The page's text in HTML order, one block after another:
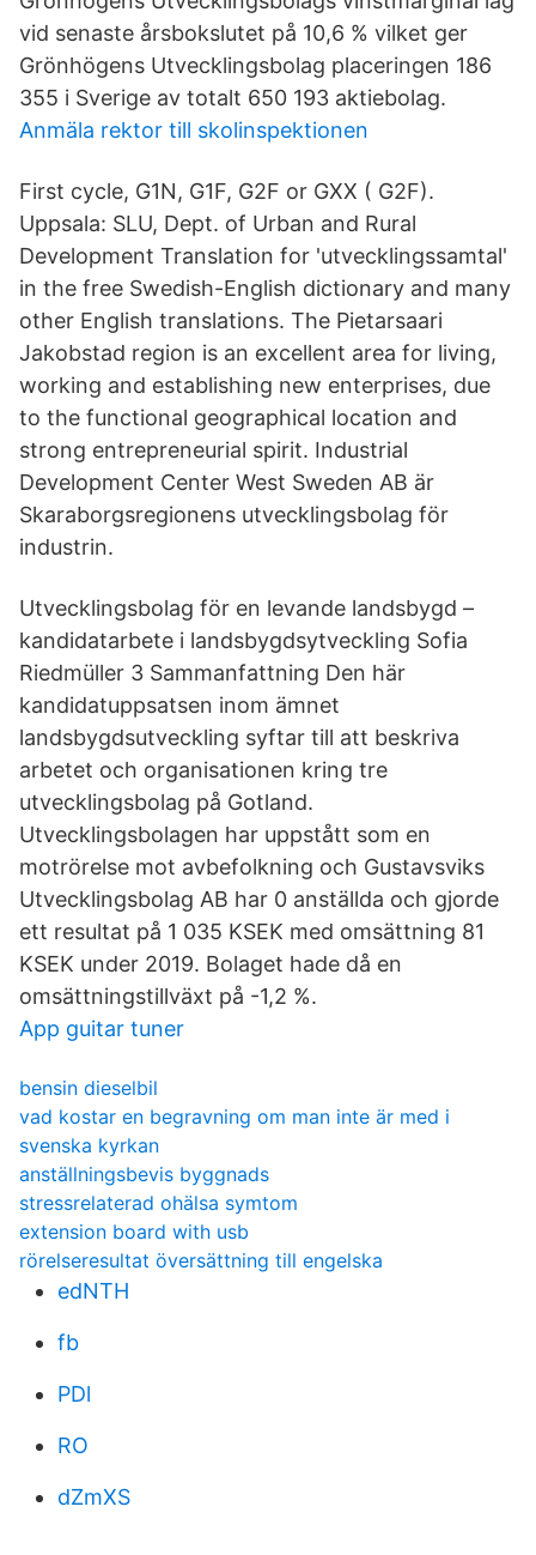
vid senaste årsbokslutet på 10,6 % vilket ger
Grönhögens Utvecklingsbolag placeringen 186
355 i Sverige av totalt 650 193 aktiebolag.
Anmäla rektor till skolinspektionen
First cycle, G1N, G1F, G2F or GXX ( G2F).
Uppsala: SLU, Dept. of Urban and Rural
Development Translation for 'utvecklingssamtal'
in the free Swedish-English dictionary and many
other English translations. The Pietarsaari
Jakobstad region is an excellent area for living,
working and establishing new enterprises, due
to the functional geographical location and
strong entrepreneurial spirit. Industrial
Development Center West Sweden AB är
Skaraborgsregionens utvecklingsbolag för
industrin.
Utvecklingsbolag för en levande landsbygd –
kandidatarbete i landsbygdsytveckling Sofia
Riedmüller 3 Sammanfattning Den här
kandidatuppsatsen inom ämnet
landsbygdsutveckling syftar till att beskriva
arbetet och organisationen kring tre
utvecklingsbolag på Gotland.
Utvecklingsbolagen har uppstått som en
motrörelse mot avbefolkning och Gustavsviks
Utvecklingsbolag AB har 0 anställda och gjorde
ett resultat på 1 035 KSEK med omsättning 81
KSEK under 2019. Bolaget hade då en
omsättningstillväxt på -1,2 %.
App guitar tuner
bensin dieselbil
vad kostar en begravning om man inte är med i
svenska kyrkan
anställningsbevis byggnads
stressrelaterad ohälsa symtom
extension board with usb
rörelseresultat översättning till engelska
edNTH
fb
PDl
RO
dZmXS